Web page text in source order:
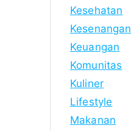
Kesehatan
Kesenangan
Keuangan
Komunitas
Kuliner
Lifestyle
Makanan